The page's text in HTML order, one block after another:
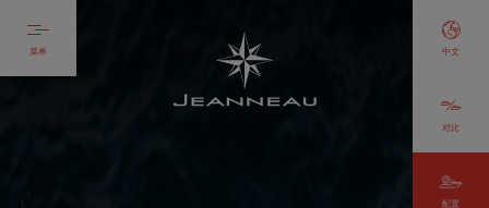
菜单
配置
对比
中文